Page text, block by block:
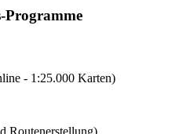
Programme
- 1:25.000 Karten)
Routenerstellung)